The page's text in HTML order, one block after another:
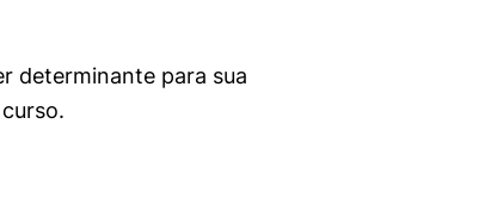
determinante para sua